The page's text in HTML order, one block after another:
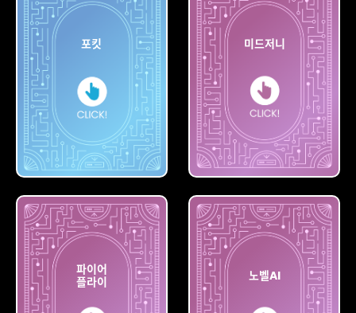
포킷
포킷
미드저니
미드저니
파이어
플라이
노벨AI